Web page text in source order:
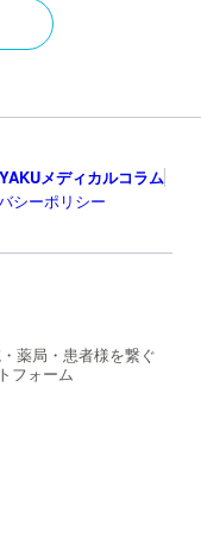
メディカルコラム
シーポリシー
薬局・患者様を繋ぐ
フォーム